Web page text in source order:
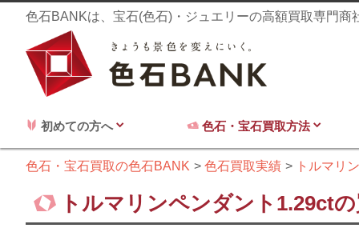
色石BANKは、宝石(色石)・ジュエリーの高額買取専門
初めての方へ 色石・宝石買取方法
色石・宝石買取の色石BANK 色石買取実績 トルマリン
トルマリンペンダント1.29ct